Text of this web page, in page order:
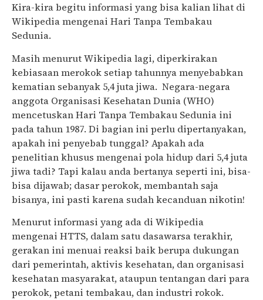
Kira-kira begitu informasi yang bisa kalian lihat di
Wikipedia mengenai Hari Tanpa Tembakau
Sedunia.
Masih menurut Wikipedia lagi, diperkirakan
kebiasaan merokok setiap tahunnya menyebabkan
kematian sebanyak 5,4 juta jiwa. Negara-negara
anggota Organisasi Kesehatan Dunia (WHO)
mencetuskan Hari Tanpa Tembakau Sedunia ini
pada tahun 1987. Di bagian ini perlu dipertanyakan,
apakah ini penyebab tunggal? Apakah ada
penelitian khusus mengenai pola hidup dari 5,4 juta
jiwa tadi? Tapi kalau anda bertanya seperti ini, bisa-
bisa dijawab; dasar perokok, membantah saja
bisanya, ini pasti karena sudah kecanduan nikotin!
Menurut informasi yang ada di Wikipedia
mengenai HTTS, dalam satu dasawarsa terakhir,
gerakan ini menuai reaksi baik berupa dukungan
dari pemerintah, aktivis kesehatan, dan organisasi
kesehatan masyarakat, ataupun tentangan dari para
perokok, petani tembakau, dan industri rokok.